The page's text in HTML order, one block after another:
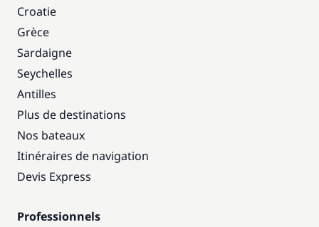
Croatie
Grèce
Sardaigne
Seychelles
Antilles
Plus de destinations
Nos bateaux
Itinéraires de navigation
Devis Express
Professionnels